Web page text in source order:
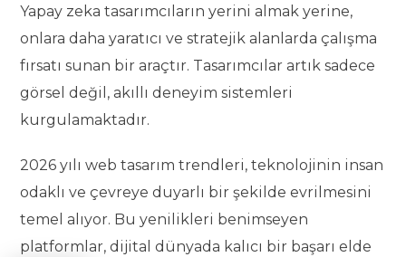
Yapay zeka tasarımcıların yerini almak yerine,
onlara daha yaratıcı ve stratejik alanlarda çalışma
fırsatı sunan bir araçtır. Tasarımcılar artık sadece
görsel değil, akıllı deneyim sistemleri
kurgulamaktadır.
2026 yılı web tasarım trendleri, teknolojinin insan
odaklı ve çevreye duyarlı bir şekilde evrilmesini
temel alıyor. Bu yenilikleri benimseyen
platformlar, dijital dünyada kalıcı bir başarı elde